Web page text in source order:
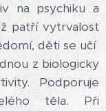
na psychiku a
patří vytrvalost
děti se učí
z biologicky
Podporuje
těla. Při